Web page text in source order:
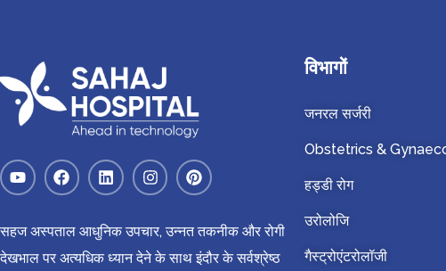
सहज अस्पताल आधुनिक उपचार, उन्नत तकनीक और रोगी
देखभाल पर अत्यधिक ध्यान देने के साथ इंदौर के सर्वश्रेष्ठ
विभागों
जनरल सर्जरी
Obstetrics &
हड्डी रोग
उरोलोजि
गैस्ट्रोएंटरोलॉजी